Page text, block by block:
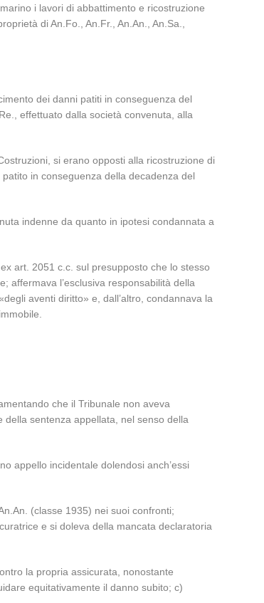
i lavori di abbattimento e ricostruzione
di An.Fo., An.Fr., An.An., An.Sa.,
dei danni patiti in conseguenza del
effettuato dalla società convenuta, alla
si erano opposti alla ricostruzione di
in conseguenza della decadenza del
indenne da quanto in ipotesi condannata a
art. 2051 c.c. sul presupposto che lo stesso
affermava l’esclusiva responsabilità della
aventi diritto» e, dall’altro, condannava la
che il Tribunale non aveva
sentenza appellata, nel senso della
appello incidentale dolendosi anch’essi
(classe 1935) nei suoi confronti;
e si doleva della mancata declaratoria
la propria assicurata, nonostante
equitativamente il danno subito; c)